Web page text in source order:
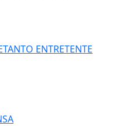
ENTRETENTE